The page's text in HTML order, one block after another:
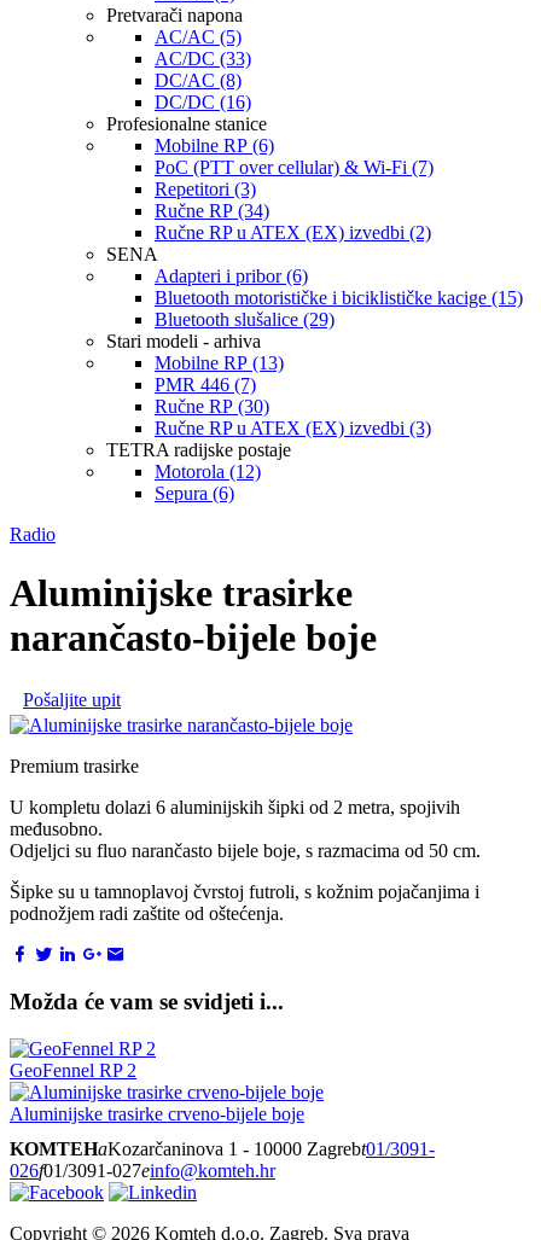
Pretvarači napona
AC/AC (5)
AC/DC (33)
DC/AC (8)
DC/DC (16)
Profesionalne stanice
Mobilne RP (6)
PoC (PTT over cellular) & Wi-Fi (7)
Repetitori (3)
Ručne RP (34)
Ručne RP u ATEX (EX) izvedbi (2)
SENA
Adapteri i pribor (6)
Bluetooth motorističke i biciklističke kacige (15)
Bluetooth slušalice (29)
Stari modeli - arhiva
Mobilne RP (13)
PMR 446 (7)
Ručne RP (30)
Ručne RP u ATEX (EX) izvedbi (3)
TETRA radijske postaje
Motorola (12)
Sepura (6)
Radio
Aluminijske trasirke
narančasto-bijele boje
Pošaljite upit
Premium trasirke
U kompletu dolazi 6 aluminijskih šipki od 2 metra, spojivih
međusobno.
Odjeljci su fluo narančasto bijele boje, s razmacima od 50 cm.
Šipke su u tamnoplavoj čvrstoj futroli, s kožnim pojačanjima i
podnožjem radi zaštite od oštećenja.
Možda će vam se svidjeti i...
GeoFennel RP 2
Aluminijske trasirke crveno-bijele boje
KOMTEHaKozarčaninova 1 - 10000 Zagrebt01/3091-
026f01/3091-027einfo@komteh.hr
Copyright © 2026 Komteh d.o.o. Zagreb. Sva prava